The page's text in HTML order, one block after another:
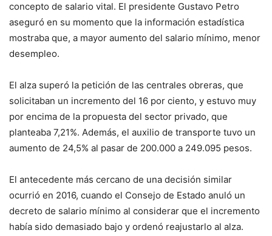
concepto de salario vital. El presidente Gustavo Petro
aseguró en su momento que la información estadística
mostraba que, a mayor aumento del salario mínimo, menor
desempleo.
El alza superó la petición de las centrales obreras, que
solicitaban un incremento del 16 por ciento, y estuvo muy
por encima de la propuesta del sector privado, que
planteaba 7,21%. Además, el auxilio de transporte tuvo un
aumento de 24,5% al pasar de 200.000 a 249.095 pesos.
El antecedente más cercano de una decisión similar
ocurrió en 2016, cuando el Consejo de Estado anuló un
decreto de salario mínimo al considerar que el incremento
había sido demasiado bajo y ordenó reajustarlo al alza.